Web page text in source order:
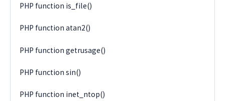
PHP function is_file()
PHP function atan2()
PHP function getrusage()
PHP function sin()
PHP function inet_ntop()